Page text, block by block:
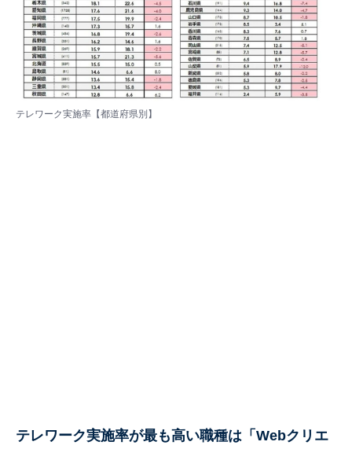
テレワーク実施率【都道府県別】
テレワーク実施率が最も高い職種は「Webクリエ